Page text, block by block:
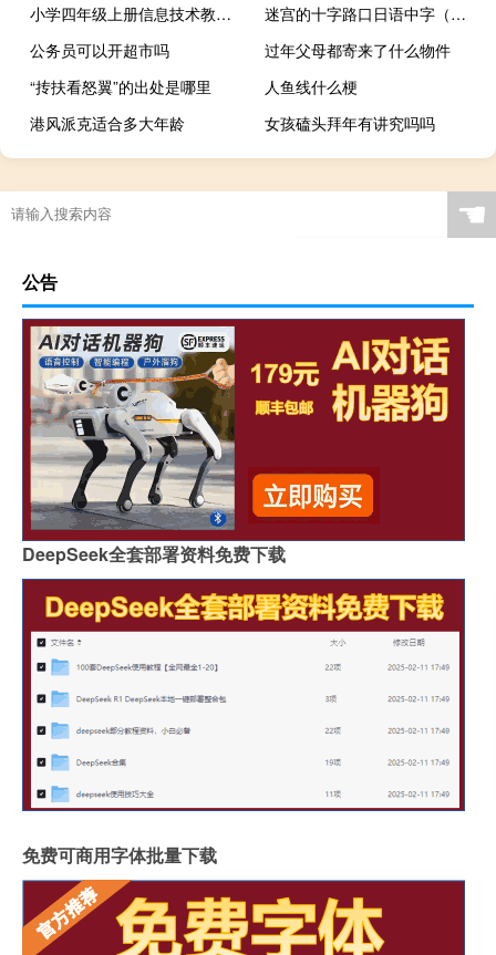
小学四年级上册信息技术教材目录（小学四年级上册信息技术教案全册）
迷宫的十字路口日语中字（迷宫的十字路口日语）
公务员可以开超市吗
过年父母都寄来了什么物件
“抟扶看怒翼”的出处是哪里
人鱼线什么梗
港风派克适合多大年龄
女孩磕头拜年有讲究吗吗
我问你还有多少天过春节
☚
公告
DeepSeek全套部署资料免费下载
免费可商用字体批量下载